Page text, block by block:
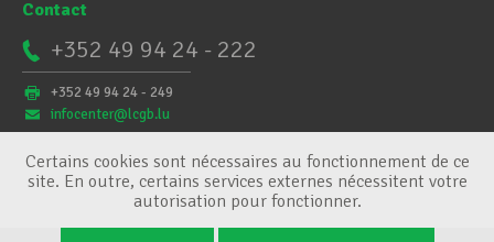
Contact
+352 49 94 24 - 222
+352 49 94 24 - 249
infocenter@lcgb.lu
Certains cookies sont nécessaires au fonctionnement de ce
site. En outre, certains services externes nécessitent votre
autorisation pour fonctionner.